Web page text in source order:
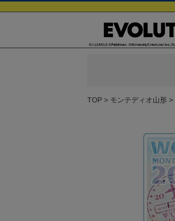
TOP モンテディオ山形